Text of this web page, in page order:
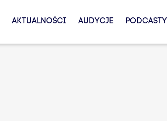
AKTUALNOŚCI AUDYCJE PODCASTY